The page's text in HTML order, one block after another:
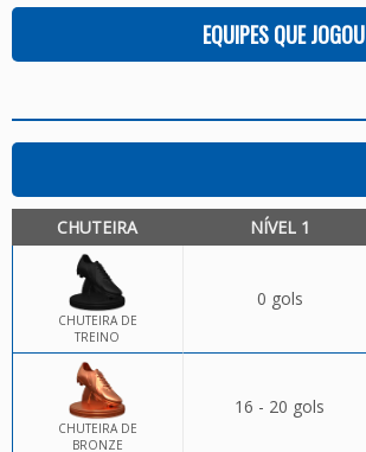
EQUIPES QUE JOGOU
CHUTEIRA NÍVEL 1
CHUTEIRA DE
TREINO
0 gols
CHUTEIRA DE
BRONZE
16 - 20 gols